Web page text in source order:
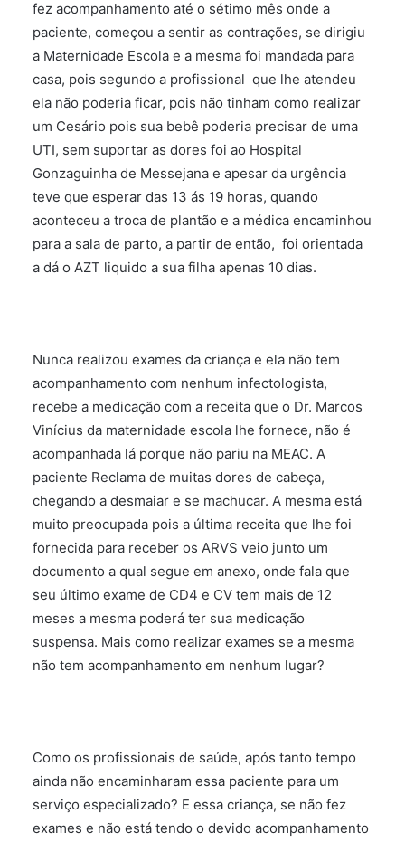
fez acompanhamento até o sétimo mês onde a
paciente, começou a sentir as contrações, se dirigiu
a Maternidade Escola e a mesma foi mandada para
casa, pois segundo a profissional que lhe atendeu
ela não poderia ficar, pois não tinham como realizar
um Cesário pois sua bebê poderia precisar de uma
UTI, sem suportar as dores foi ao Hospital
Gonzaguinha de Messejana e apesar da urgência
teve que esperar das 13 ás 19 horas, quando
aconteceu a troca de plantão e a médica encaminhou
para a sala de parto, a partir de então, foi orientada
a dá o AZT liquido a sua filha apenas 10 dias.
Nunca realizou exames da criança e ela não tem
acompanhamento com nenhum infectologista,
recebe a medicação com a receita que o Dr. Marcos
Vinícius da maternidade escola lhe fornece, não é
acompanhada lá porque não pariu na MEAC. A
paciente Reclama de muitas dores de cabeça,
chegando a desmaiar e se machucar. A mesma está
muito preocupada pois a última receita que lhe foi
fornecida para receber os ARVS veio junto um
documento a qual segue em anexo, onde fala que
seu último exame de CD4 e CV tem mais de 12
meses a mesma poderá ter sua medicação
suspensa. Mais como realizar exames se a mesma
não tem acompanhamento em nenhum lugar?
Como os profissionais de saúde, após tanto tempo
ainda não encaminharam essa paciente para um
serviço especializado? E essa criança, se não fez
exames e não está tendo o devido acompanhamento